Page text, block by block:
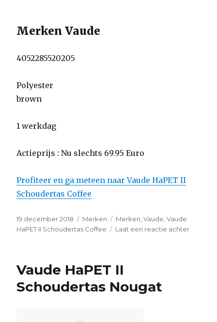
Merken Vaude
4052285520205
Polyester
brown
1 werkdag
Actieprijs : Nu slechts 69.95 Euro
Profiteer en ga meteen naar Vaude HaPET II
Schoudertas Coffee
Geplaatst
op
19 december 2018 Categorieën
Merken Tags
Merken,Vaude,Vaude
HaPET II Schoudertas Coffee
Laat een reactie achter
Vaude HaPET II
Schoudertas Nougat